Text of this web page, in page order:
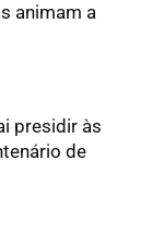
animam a
presidir às
de